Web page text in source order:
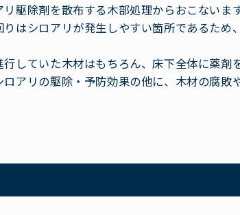
駆除剤を散布する木部処理からおこないます
はシロアリが発生しやすい箇所であるため
していた木材はもちろん、床下全体に薬剤
アリの駆除・予防効果の他に、木材の腐敗